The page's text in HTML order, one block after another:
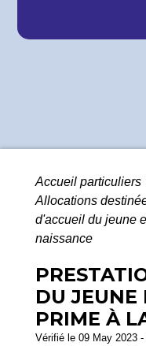
Accueil particuliers
Allocations
d'accueil du jeune
naissance
DU JEUNE
PRIME À
Vérifié le 09 May 2023